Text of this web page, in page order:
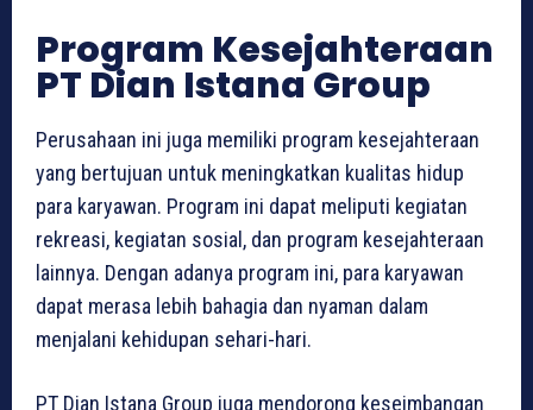
Program Kesejahteraan
PT Dian Istana Group
Perusahaan ini juga memiliki program kesejahteraan
yang bertujuan untuk meningkatkan kualitas hidup
para karyawan. Program ini dapat meliputi kegiatan
rekreasi, kegiatan sosial, dan program kesejahteraan
lainnya. Dengan adanya program ini, para karyawan
dapat merasa lebih bahagia dan nyaman dalam
menjalani kehidupan sehari-hari.
PT Dian Istana Group juga mendorong keseimbangan